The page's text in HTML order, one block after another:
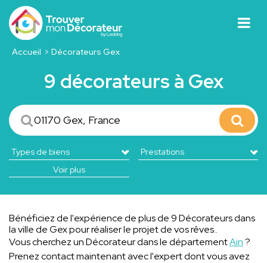
Accueil Décorateurs Gex
9 décorateurs à Gex
Voir plus
Bénéficiez de l'expérience de plus de 9 Décorateurs dans
la ville de Gex pour réaliser le projet de vos rêves..
Vous cherchez un Décorateur dans le départementAin?
Prenez contact maintenant avec l'expert dont vous avez